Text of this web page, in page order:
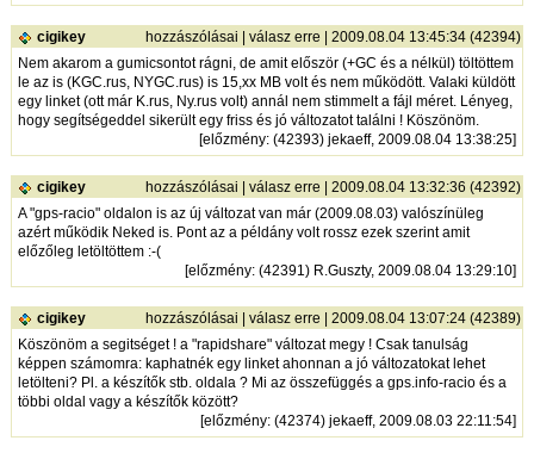
cigikey hozzászólásai |válasz erre | 2009.08.04 13:45:34 (42394)
Nem akarom a gumicsontot rágni, de amit először (+GC és a nélkül) töltöttem
le az is (KGC.rus, NYGC.rus) is 15,xx MB volt és nem működött. Valaki küldött
egy linket (ott már K.rus, Ny.rus volt) annál nem stimmelt a fájl méret. Lényeg,
hogy segítségeddel sikerült egy friss és jó változatot találni ! Köszönöm.
[előzmény: (42393) jekaeff, 2009.08.04 13:38:25]
cigikey hozzászólásai |válasz erre | 2009.08.04 13:32:36 (42392)
A "gps-racio" oldalon is az új változat van már (2009.08.03) valószínüleg
azért működik Neked is. Pont az a példány volt rossz ezek szerint amit
előzőleg letöltöttem :-(
[előzmény: (42391) R.Guszty, 2009.08.04 13:29:10]
cigikey hozzászólásai |válasz erre | 2009.08.04 13:07:24 (42389)
Köszönöm a segitséget ! a "rapidshare" változat megy ! Csak tanulság
képpen számomra: kaphatnék egy linket ahonnan a jó változatokat lehet
letölteni? Pl. a készítők stb. oldala ? Mi az összefüggés a gps.info-racio és a
többi oldal vagy a készítők között?
[előzmény: (42374) jekaeff, 2009.08.03 22:11:54]